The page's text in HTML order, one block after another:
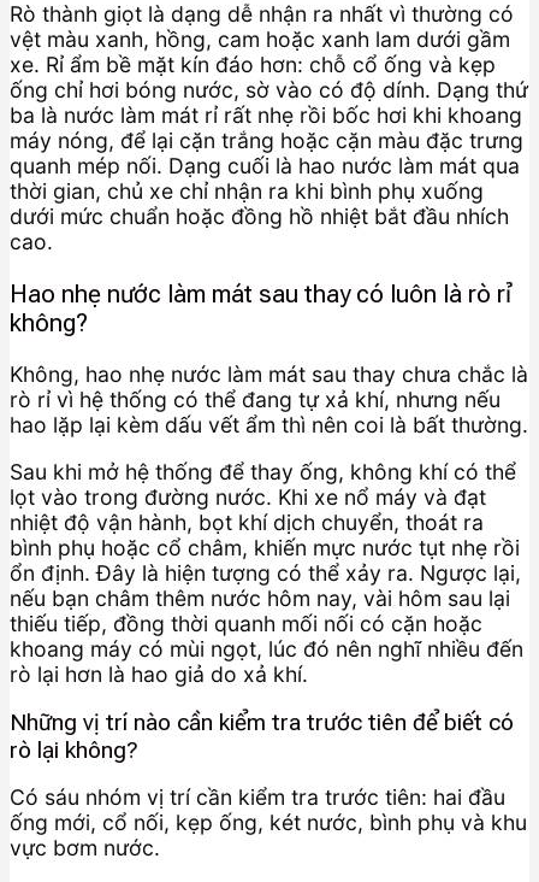
Rò thành giọt là dạng dễ nhận ra nhất vì thường có
vệt màu xanh, hồng, cam hoặc xanh lam dưới gầm
xe. Rỉ ẩm bề mặt kín đáo hơn: chỗ cổ ống và kẹp
ống chỉ hơi bóng nước, sờ vào có độ dính. Dạng thứ
ba là nước làm mát rỉ rất nhẹ rồi bốc hơi khi khoang
máy nóng, để lại cặn trắng hoặc cặn màu đặc trưng
quanh mép nối. Dạng cuối là hao nước làm mát qua
thời gian, chủ xe chỉ nhận ra khi bình phụ xuống
dưới mức chuẩn hoặc đồng hồ nhiệt bắt đầu nhích
cao.
Hao nhẹ nước làm mát sau thay có luôn là rò rỉ
không?
Không, hao nhẹ nước làm mát sau thay chưa chắc là
rò rỉ vì hệ thống có thể đang tự xả khí, nhưng nếu
hao lặp lại kèm dấu vết ẩm thì nên coi là bất thường.
Sau khi mở hệ thống để thay ống, không khí có thể
lọt vào trong đường nước. Khi xe nổ máy và đạt
nhiệt độ vận hành, bọt khí dịch chuyển, thoát ra
bình phụ hoặc cổ châm, khiến mực nước tụt nhẹ rồi
ổn định. Đây là hiện tượng có thể xảy ra. Ngược lại,
nếu bạn châm thêm nước hôm nay, vài hôm sau lại
thiếu tiếp, đồng thời quanh mối nối có cặn hoặc
khoang máy có mùi ngọt, lúc đó nên nghĩ nhiều đến
rò lại hơn là hao giả do xả khí.
Những vị trí nào cần kiểm tra trước tiên để biết có
rò lại không?
Có sáu nhóm vị trí cần kiểm tra trước tiên: hai đầu
ống mới, cổ nối, kẹp ống, két nước, bình phụ và khu
vực bơm nước.